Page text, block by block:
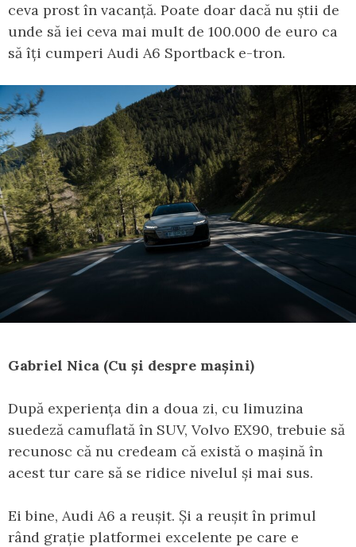
ceva prost în vacanță. Poate doar dacă nu știi de
unde să iei ceva mai mult de 100.000 de euro ca
să îți cumperi Audi A6 Sportback e-tron.
Gabriel Nica (Cu și despre mașini)
După experiența din a doua zi, cu limuzina
suedeză camuflată în SUV, Volvo EX90, trebuie să
recunosc că nu credeam că există o mașină în
acest tur care să se ridice nivelul și mai sus.
Ei bine, Audi A6 a reușit. Și a reușit în primul
rând grație platformei excelente pe care e